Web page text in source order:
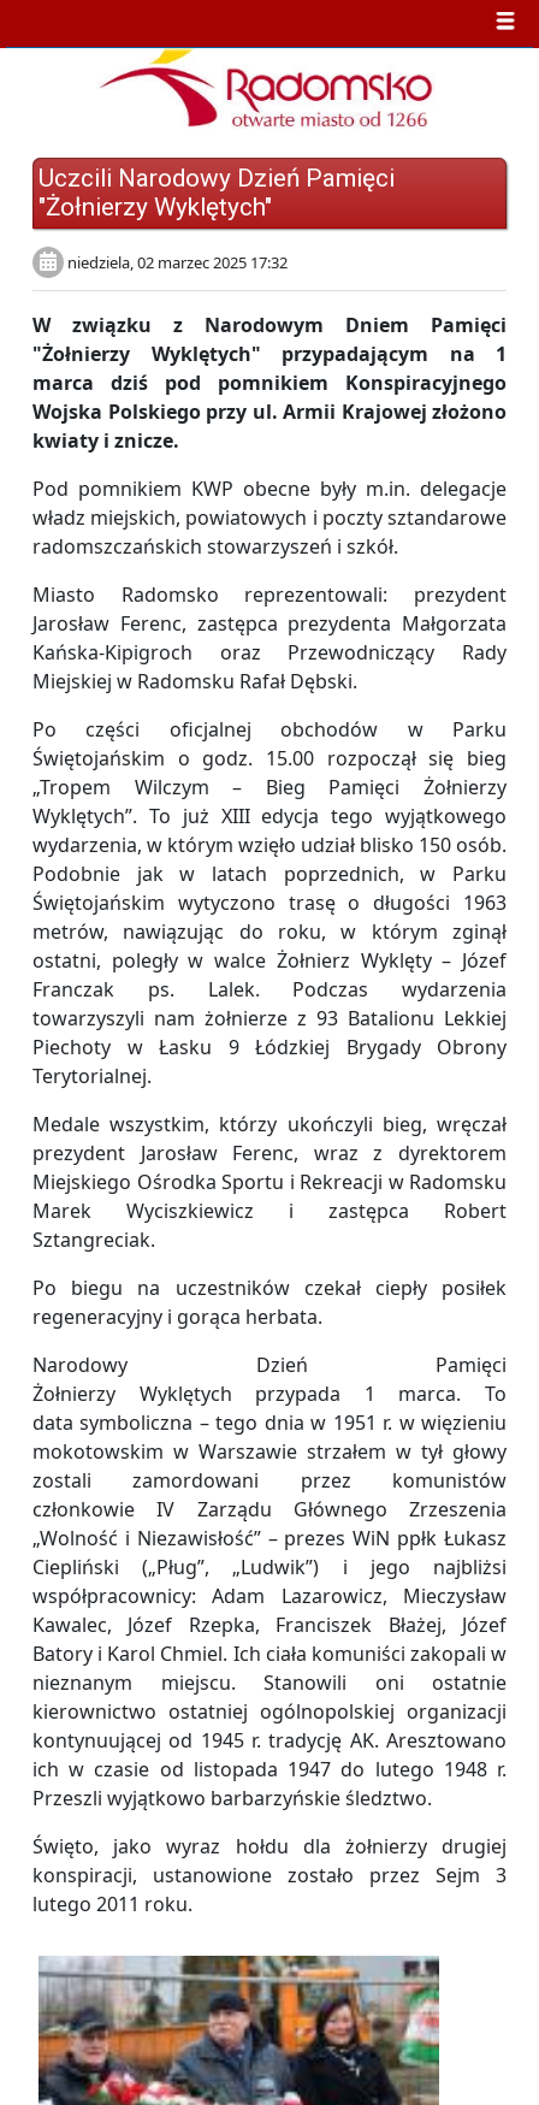
Uczcili Narodowy Dzień Pamięci
"Żołnierzy Wyklętych"
niedziela, 02 marzec 2025 17:32
W związku z Narodowym Dniem Pamięci
"Żołnierzy Wyklętych" przypadającym na 1
marca dziś pod pomnikiem Konspiracyjnego
Wojska Polskiego przy ul. Armii Krajowej złożono
kwiaty i znicze.
Pod pomnikiem KWP obecne były m.in. delegacje
władz miejskich, powiatowych i poczty sztandarowe
radomszczańskich stowarzyszeń i szkół.
Miasto Radomsko reprezentowali: prezydent
Jarosław Ferenc, zastępca prezydenta Małgorzata
Kańska-Kipigroch oraz Przewodniczący Rady
Miejskiej w Radomsku Rafał Dębski.
Po części oficjalnej obchodów w Parku
Świętojańskim o godz. 15.00 rozpoczął się bieg
„Tropem Wilczym – Bieg Pamięci Żołnierzy
Wyklętych”. To już XIII edycja tego wyjątkowego
wydarzenia, w którym wzięło udział blisko 150 osób.
Podobnie jak w latach poprzednich, w Parku
Świętojańskim wytyczono trasę o długości 1963
metrów, nawiązując do roku, w którym zginął
ostatni, poległy w walce Żołnierz Wyklęty – Józef
Franczak ps. Lalek. Podczas wydarzenia
towarzyszyli nam żołnierze z 93 Batalionu Lekkiej
Piechoty w Łasku 9 Łódzkiej Brygady Obrony
Terytorialnej.
Medale wszystkim, którzy ukończyli bieg, wręczał
prezydent Jarosław Ferenc, wraz z dyrektorem
Miejskiego Ośrodka Sportu i Rekreacji w Radomsku
Marek Wyciszkiewicz i zastępca Robert
Sztangreciak.
Po biegu na uczestników czekał ciepły posiłek
regeneracyjny i gorąca herbata.
Narodowy Dzień Pamięci
Żołnierzy Wyklętych przypada 1 marca. To
data symboliczna – tego dnia w 1951 r. w więzieniu
mokotowskim w Warszawie strzałem w tył głowy
zostali zamordowani przez komunistów
członkowie IV Zarządu Głównego Zrzeszenia
„Wolność i Niezawisłość” – prezes WiN ppłk Łukasz
Ciepliński („Pług”, „Ludwik”) i jego najbliżsi
współpracownicy: Adam Lazarowicz, Mieczysław
Kawalec, Józef Rzepka, Franciszek Błażej, Józef
Batory i Karol Chmiel. Ich ciała komuniści zakopali w
nieznanym miejscu. Stanowili oni ostatnie
kierownictwo ostatniej ogólnopolskiej organizacji
kontynuującej od 1945 r. tradycję AK. Aresztowano
ich w czasie od listopada 1947 do lutego 1948 r.
Przeszli wyjątkowo barbarzyńskie śledztwo.
Święto, jako wyraz hołdu dla żołnierzy drugiej
konspiracji, ustanowione zostało przez Sejm 3
lutego 2011 roku.